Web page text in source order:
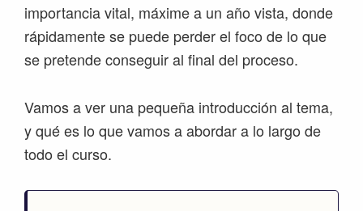
importancia vital, máxime a un año vista, donde
rápidamente se puede perder el foco de lo que
se pretende conseguir al final del proceso.
Vamos a ver una pequeña introducción al tema,
y qué es lo que vamos a abordar a lo largo de
todo el curso.